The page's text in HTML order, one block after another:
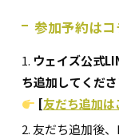
参加予約は
ウェイズ公式
ち追加してくださ
[友だち追加は
友だち追加後